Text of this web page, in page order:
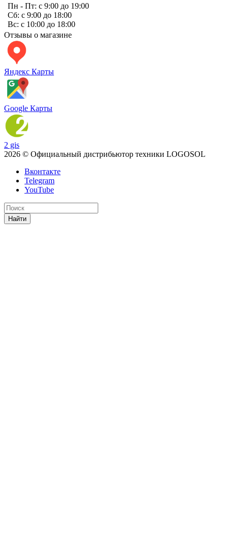
Пн - Пт: с 9:00 до 19:00
Сб: с 9:00 до 18:00
Вс: с 10:00 до 18:00
Отзывы о магазине
Яндекс Карты
Google Карты
2 gis
2026 © Официальный дистрибьютор техники LOGOSOL
Вконтакте
Telegram
YouTube
Найти